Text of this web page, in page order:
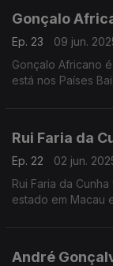
Gonçalo
Ep. 23
09 jun.
Gonçalo Africano
está nos Países
Rui Faria da
Ep. 22
02 jun.
Rui Faria da
estado em Macau
André